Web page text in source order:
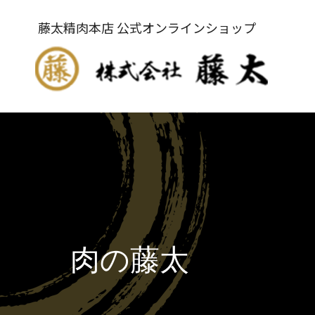
藤太精肉本店 公式オンラインショップ
肉の藤太